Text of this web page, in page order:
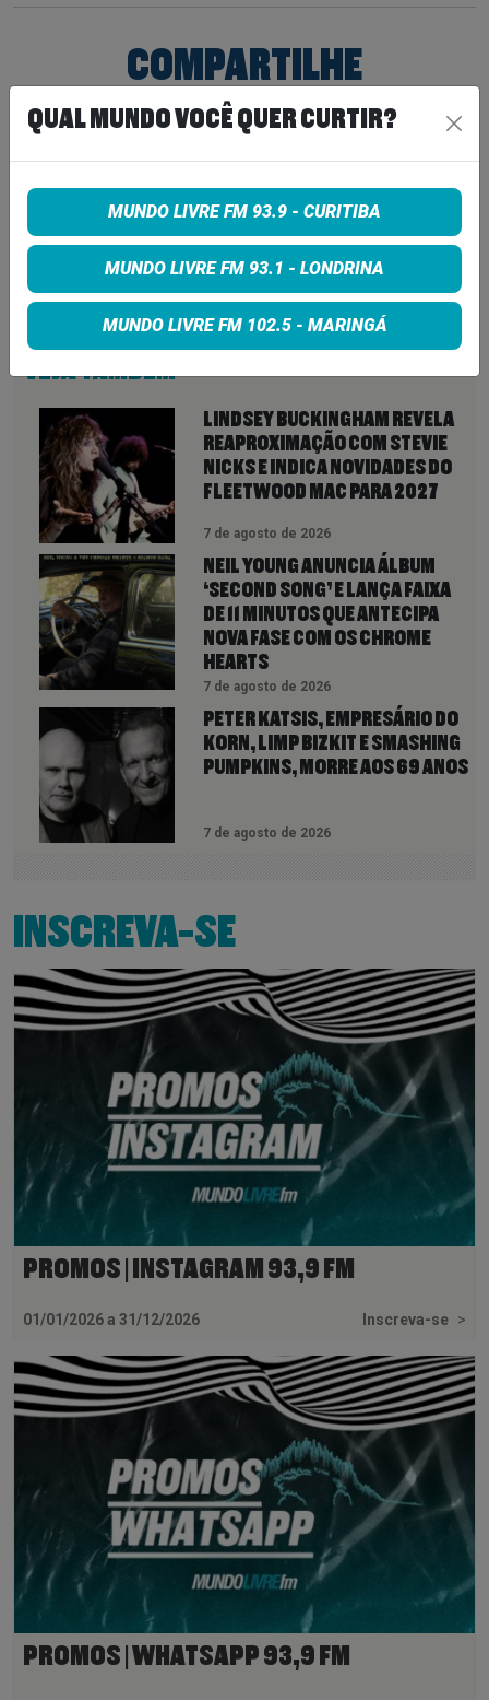
COMPARTILHE
Share on Facebook
Share on Google+
VEJA TAMBÉM
LINDSEY BUCKINGHAM REVELA
REAPROXIMAÇÃO COM STEVIE
NICKS E INDICA NOVIDADES DO
FLEETWOOD MAC PARA 2027
7 de agosto de 2026
NEIL YOUNG ANUNCIA ÁLBUM
‘SECOND SONG’ E LANÇA FAIXA
DE 11 MINUTOS QUE ANTECIPA
NOVA FASE COM OS CHROME
HEARTS
7 de agosto de 2026
PETER KATSIS, EMPRESÁRIO DO
KORN, LIMP BIZKIT E SMASHING
PUMPKINS, MORRE AOS 69 ANOS
7 de agosto de 2026
INSCREVA-SE
PROMOS | INSTAGRAM 93,9 FM
01/01/2026 a 31/12/2026 Inscreva-se >
PROMOS | WHATSAPP 93,9 FM
QUAL MUNDO VOCÊ QUER CURTIR?
MUNDO LIVRE FM 93.9 - CURITIBA
MUNDO LIVRE FM 93.1 - LONDRINA
MUNDO LIVRE FM 102.5 - MARINGÁ